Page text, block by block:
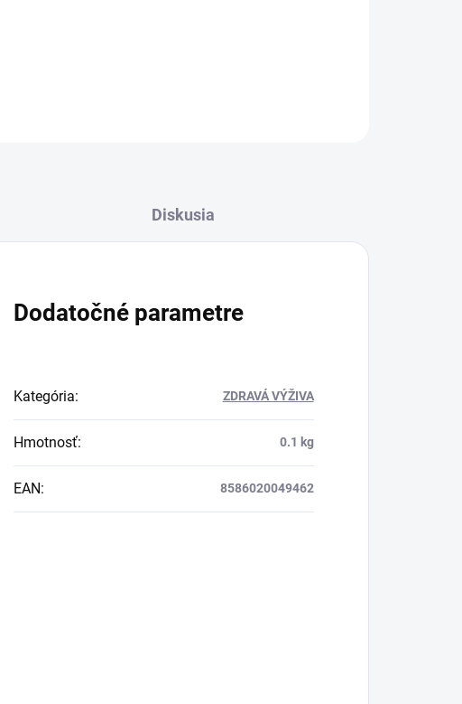
Diskusia
Dodatočné parametre
Kategória: ZDRAVÁ VÝŽIVA
Hmotnosť: 0.1 kg
EAN: 8586020049462